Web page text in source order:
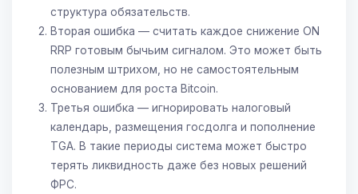
структура обязательств.
Вторая ошибка — считать каждое снижение ON
RRP готовым бычьим сигналом. Это может быть
полезным штрихом, но не самостоятельным
основанием для роста Bitcoin.
Третья ошибка — игнорировать налоговый
календарь, размещения госдолга и пополнение
TGA. В такие периоды система может быстро
терять ликвидность даже без новых решений
ФРС.